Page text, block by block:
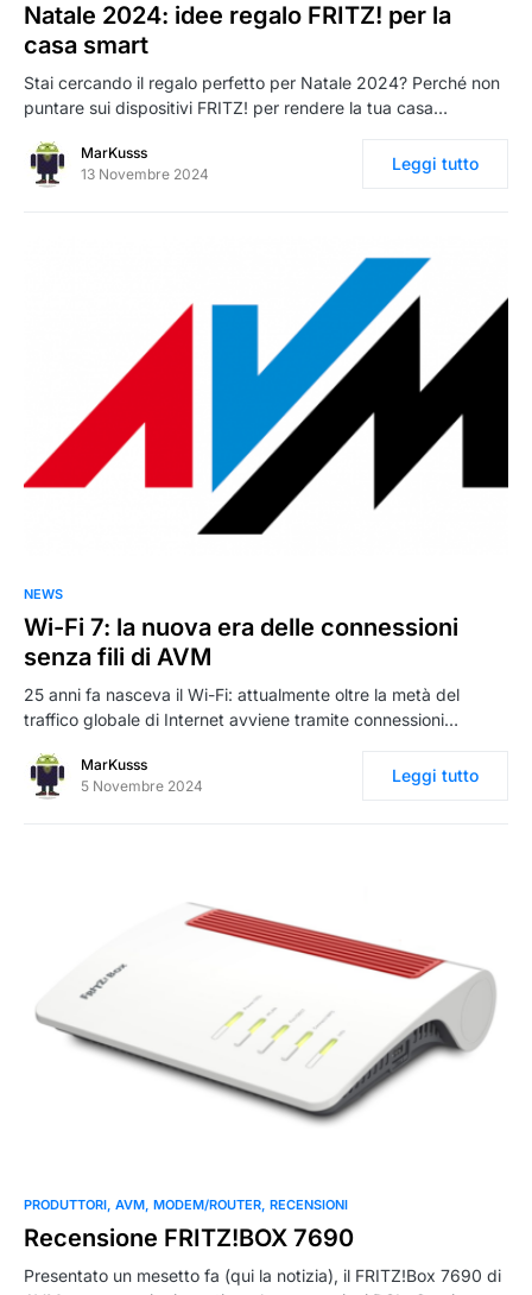
Natale 2024: idee regalo FRITZ! per la
casa smart
Stai cercando il regalo perfetto per Natale 2024? Perché non
puntare sui dispositivi FRITZ! per rendere la tua casa…
MarKusss
13 Novembre 2024
Leggi tutto
NEWS
Wi-Fi 7: la nuova era delle connessioni
senza fili di AVM
25 anni fa nasceva il Wi-Fi: attualmente oltre la metà del
traffico globale di Internet avviene tramite connessioni…
MarKusss
5 Novembre 2024
Leggi tutto
0
PRODUTTORI AVM MODEM/ROUTER RECENSIONI
Recensione FRITZ!BOX 7690
Presentato un mesetto fa (qui la notizia), il FRITZ!Box 7690 di